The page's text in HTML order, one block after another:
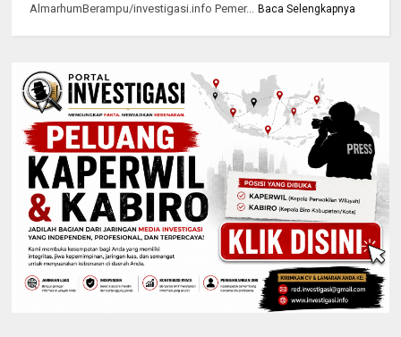
AlmarhumBerampu/investigasi.info Pemer...
Baca Selengkapnya